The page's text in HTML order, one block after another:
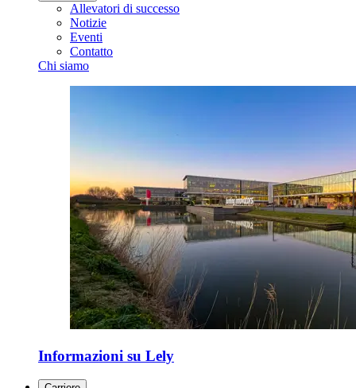
Allevatori di successo
Notizie
Eventi
Contatto
Chi siamo
Informazioni su Lely